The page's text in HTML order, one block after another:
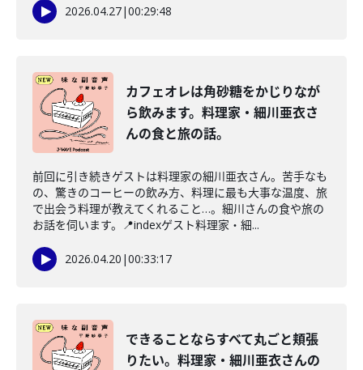
2026.04.27|00:29:48
カフェオレは角砂糖をかじりなが
ら飲みます。料理家・細川亜衣さ
んの食と旅の話。
前回に引き続きゲストは料理家の細川亜衣さん。苦手なも
の、驚きのコーヒーの飲み方、料理に最も大事な温度、旅
で出会う料理が教えてくれること…。細川さんの食や旅の
お話を伺います。📍indexゲスト料理家・細...
2026.04.20 |00:33:17
できることならすべて丸ごと頬張
りたい。料理家・細川亜衣さんの